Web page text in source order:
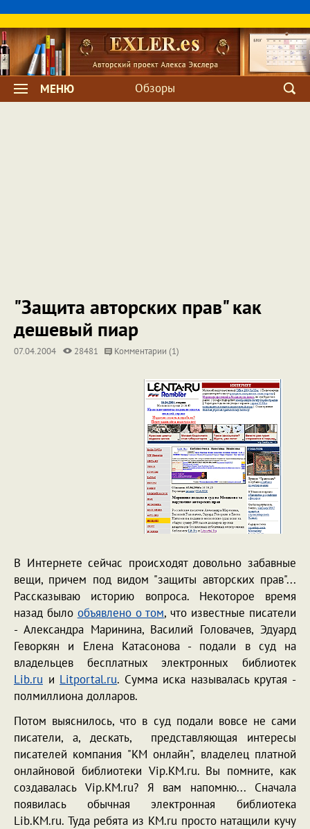
МЕНЮ Обзоры
"Защита авторских прав" как
дешевый пиар
07.04.2004 28481 Комментарии (1)
В Интернете сейчас происходят довольно забавные
вещи, причем под видом "защиты авторских прав"...
Рассказываю историю вопроса. Некоторое время
назад было объявлено о том, что известные писатели
- Александра Маринина, Василий Головачев, Эдуард
Геворкян и Елена Катасонова - подали в суд на
владельцев бесплатных электронных библиотек
Lib.ru и Litportal.ru. Сумма иска называлась крутая -
полмиллиона долларов.
Потом выяснилось, что в суд подали вовсе не сами
писатели, а, дескать, представляющая интересы
писателей компания "КМ онлайн", владелец платной
онлайновой библиотеки Vip.KM.ru. Вы помните, как
создавалась Vip.KM.ru? Я вам напомню... Сначала
появилась обычная электронная библиотека
Lib.KM.ru. Туда ребята из KM.ru просто натащили кучу